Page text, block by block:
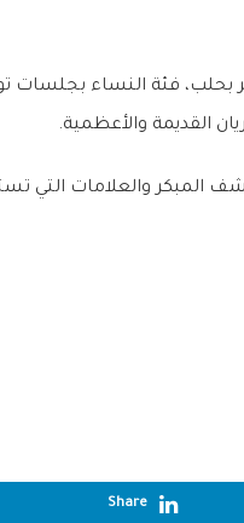
فئة النساء بجلسات
القديمة والأعظمية.
الكشف المبكر والعلامات التي
Share